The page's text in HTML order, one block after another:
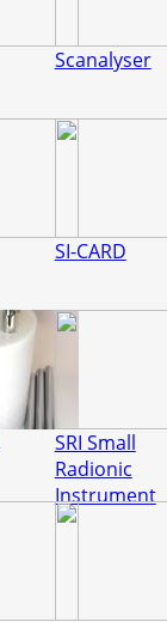
Scanalyser
SI-CARD
SRI Small
Radionic
Instrument